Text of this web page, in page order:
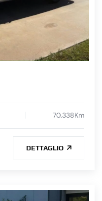
70.338Km
DETTAGLIO